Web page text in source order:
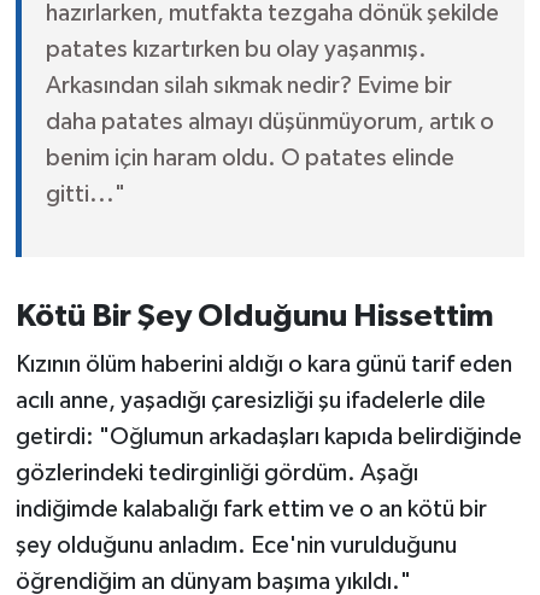
hazırlarken, mutfakta tezgaha dönük şekilde
patates kızartırken bu olay yaşanmış.
Arkasından silah sıkmak nedir? Evime bir
daha patates almayı düşünmüyorum, artık o
benim için haram oldu. O patates elinde
gitti..."
Kötü Bir Şey Olduğunu Hissettim
Kızının ölüm haberini aldığı o kara günü tarif eden
acılı anne, yaşadığı çaresizliği şu ifadelerle dile
getirdi: "Oğlumun arkadaşları kapıda belirdiğinde
gözlerindeki tedirginliği gördüm. Aşağı
indiğimde kalabalığı fark ettim ve o an kötü bir
şey olduğunu anladım. Ece'nin vurulduğunu
öğrendiğim an dünyam başıma yıkıldı."